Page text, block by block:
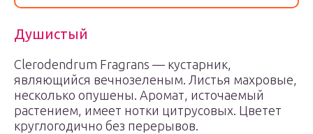
Душистый
Clerodendrum Fragrans — кустарник,
являющийся вечнозеленым. Листья махровые,
несколько опушены. Аромат, источаемый
растением, имеет нотки цитрусовых. Цветет
круглогодично без перерывов.